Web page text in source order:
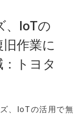
、IoTの
作業に
トヨタ
、IoTの活用で無